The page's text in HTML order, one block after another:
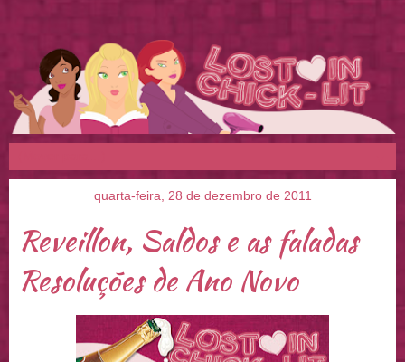
quarta-feira, 28 de dezembro de 2011
Reveillon, Saldos e as faladas
Resoluções de Ano Novo